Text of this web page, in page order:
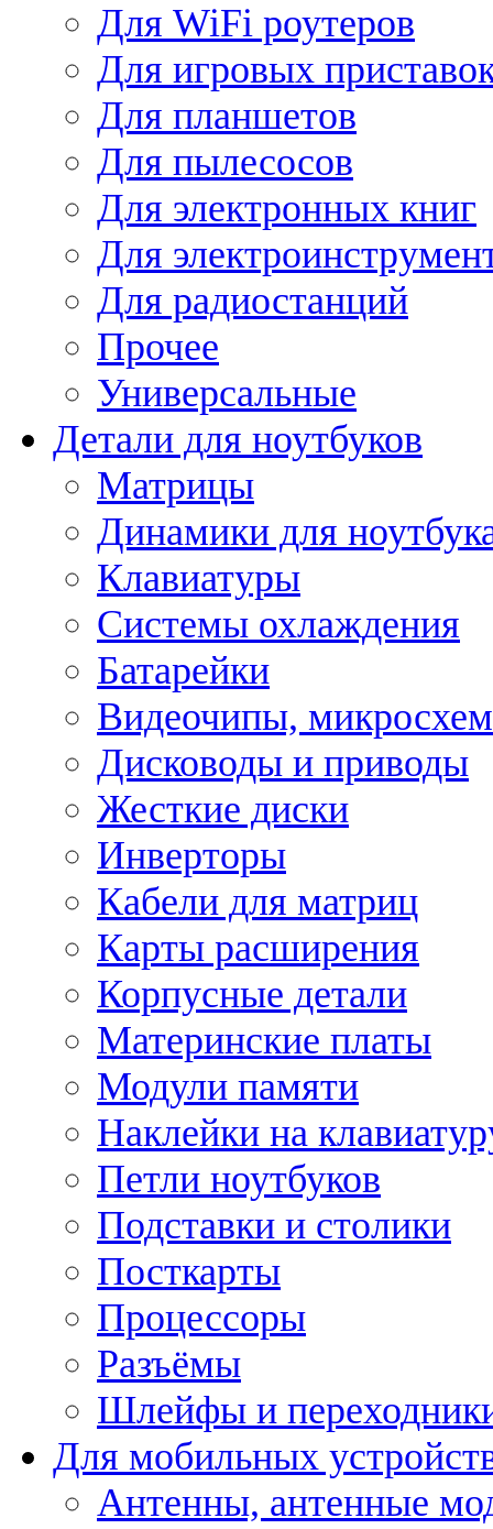
Для WiFi роутеров
Для игровых
Для планшетов
Для пылесосов
Для электронных книг
Для
Для радиостанций
Прочее
Универсальные
Детали для ноутбуков
Матрицы
Динамики для
Клавиатуры
Системы охлаждения
Батарейки
Видеочипы,
Дисководы и приводы
Жесткие диски
Инверторы
Кабели для матриц
Карты расширения
Корпусные детали
Материнские платы
Модули памяти
Наклейки на
Петли ноутбуков
Подставки и столики
Посткарты
Процессоры
Разъёмы
Шлейфы и
Для мобильных
Антенны, антенные